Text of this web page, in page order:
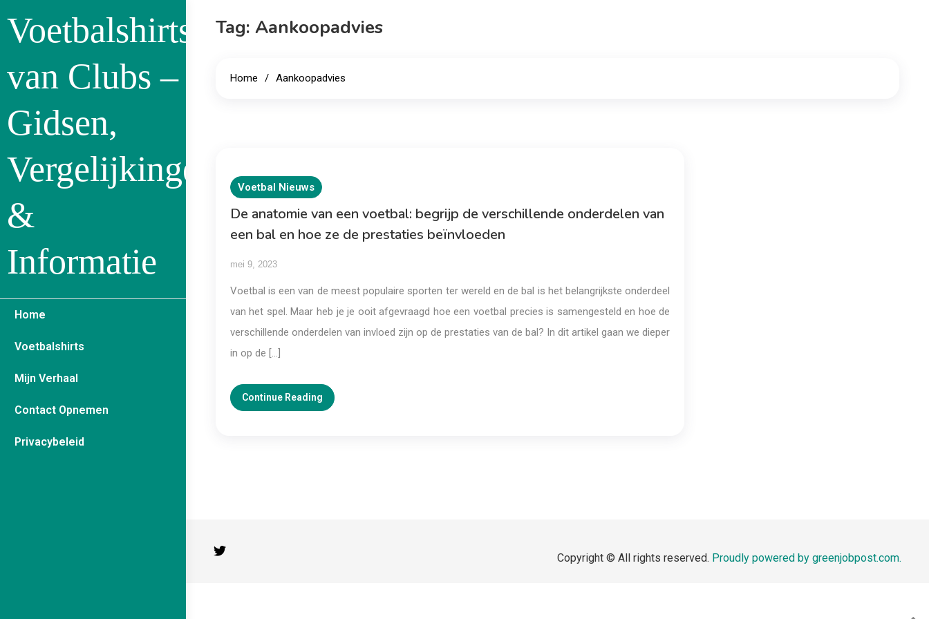
content
Voetbalshirts
van Clubs –
Gidsen,
Vergelijkingen
&
Informatie
Home
Voetbalshirts
Mijn Verhaal
Contact Opnemen
Privacybeleid
Tag: Aankoopadvies
Home Aankoopadvies
Voetbal Nieuws
De anatomie van een voetbal: begrijp de verschillende onderdelen van
een bal en hoe ze de prestaties beïnvloeden
mei 9, 2023
Voetbal is een van de meest populaire sporten ter wereld en de bal is het belangrijkste onderdeel
van het spel. Maar heb je je ooit afgevraagd hoe een voetbal precies is samengesteld en hoe de
verschillende onderdelen van invloed zijn op de prestaties van de bal? In dit artikel gaan we dieper
in op de […]
Continue Reading
Copyright © All rights reserved. Proudly powered by greenjobpost.com.